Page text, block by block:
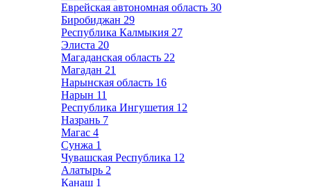
Еврейская автономная область 30
Биробиджан 29
Республика Калмыкия 27
Элиста 20
Магаданская область 22
Магадан 21
Нарынская область 16
Нарын 11
Республика Ингушетия 12
Назрань 7
Магас 4
Сунжа 1
Чувашская Республика 12
Алатырь 2
Канаш 1